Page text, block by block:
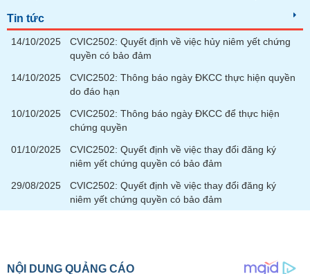
Tin tức
14/10/2025
CVIC2502: Quyết định về việc hủy niêm yết chứng
quyền có bảo đảm
14/10/2025
CVIC2502: Thông báo ngày ĐKCC thực hiện quyền
do đáo hạn
10/10/2025
CVIC2502: Thông báo ngày ĐKCC để thực hiện
chứng quyền
01/10/2025
CVIC2502: Quyết định về việc thay đổi đăng ký
niêm yết chứng quyền có bảo đảm
29/08/2025
CVIC2502: Quyết định về việc thay đổi đăng ký
niêm yết chứng quyền có bảo đảm
Công
cụ
tư
thông
chính
liệu